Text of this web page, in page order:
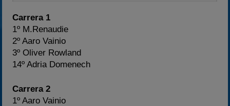
Carrera 1
1º M.Renaudie
2º Aaro Vainio
3º Oliver Rowland
14º Adria Domenech
Carrera 2
1º Aaro Vainio